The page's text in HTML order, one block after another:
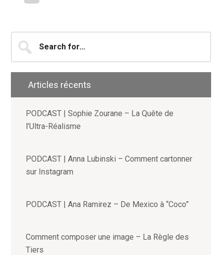
for...
Articles récents
PODCAST | Sophie Zourane – La Quête de
l’Ultra-Réalisme
PODCAST | Anna Lubinski – Comment cartonner
sur Instagram
PODCAST | Ana Ramirez – De Mexico à “Coco”
Comment composer une image – La Règle des
Tiers